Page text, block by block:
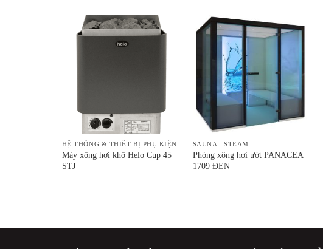
HỆ THỐNG & THIẾT BỊ PHỤ KIỆN
Máy xông hơi khô Helo Cup 45
STJ
SAUNA - STEAM
Phòng xông hơi ướt PANACEA
1709 ĐEN